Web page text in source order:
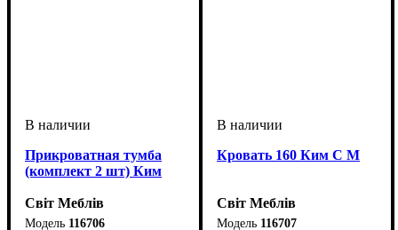
Прикроватная тумба
(комплект 2 шт) Ким
Світ Меблів
116706
Кровать 160 Ким С М
Світ Меблів
116707